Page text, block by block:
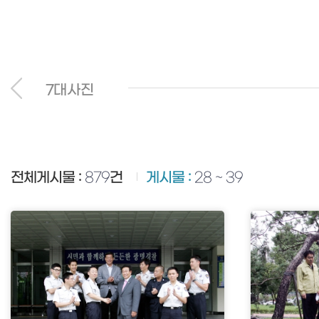
7대사진
전체게시물 : 879건 게시물 : 28 ~ 39